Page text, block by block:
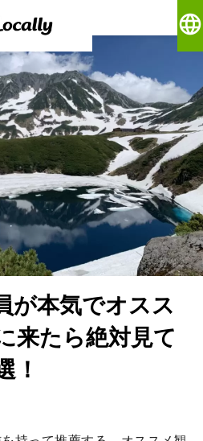
language
が本気でオスス
来たら絶対見て
！